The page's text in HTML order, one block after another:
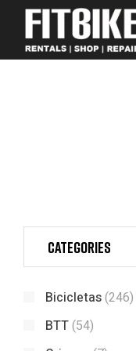
Home Page
Categories
Bicicletas(246)
BTT(54)